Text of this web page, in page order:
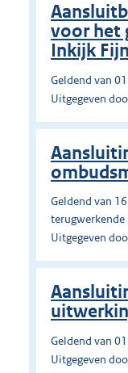
voor het
Inkijk
Geldend van
Uitgegeven
Geldend van
Uitgegeven
Geldend van
Uitgegeven